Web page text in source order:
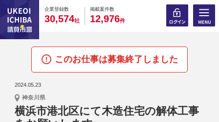
企業登録数
0
3
0
0,
0
5
0
74社
掲載案件数
0
1
0
2,
0
9
0
76件
このお仕事は募集終了しました
2024.05.23
神奈川県
横浜市港北区にて木造住宅の解体工事